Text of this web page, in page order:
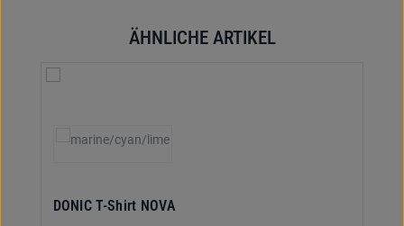
Produktgalerie überspringenÄHNLICHE ARTIKEL
DONIC T-Shirt NOVA